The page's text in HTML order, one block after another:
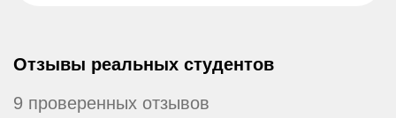
Отзывы реальных студентов
9 проверенных отзывов